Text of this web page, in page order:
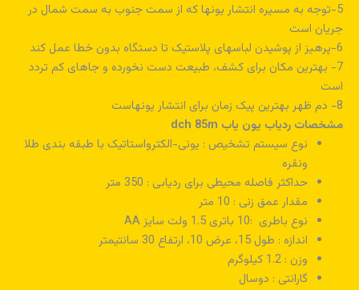
5-توجه به مسیره انتشار یونها که از سمت جنوب به سمت شمال در
جریان است
6-پرهیز از پوشیدن لباسهای پلاستیک تا دستگاه بدون خطا عمل کند
7- بهترین مکان برای کشف، طبیعت دست نخورده و جاهای کم تردد
است
8- دم ظهر بهترین پیک زمان برای انتشار یونهاست
مشخصات ردیاب یون یاب dch 85m
نوع سیستم تشخیص : یونی-الکترواستاتیک با طبقه بندی طلا
ونقره
حداکثر فاصله محیطی برای ردیابی : 350 متر
مقدار عمق زنی : 10 متر
نوع باطری :10 باتری 1.5 ولت سایز AA
اندازه : طول 15، عرض 10، ارتفاع 30 سانتیمتر
وزن : 1.2 کیلوگرم
گارانتی : دوسال